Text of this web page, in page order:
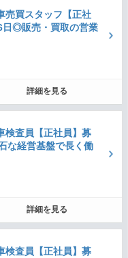
売買スタッフ【正社
日◎販売・買取の営業
詳細を見る
検査員【正社員】募
な経営基盤で長く働
詳細を見る
検査員【正社員】募